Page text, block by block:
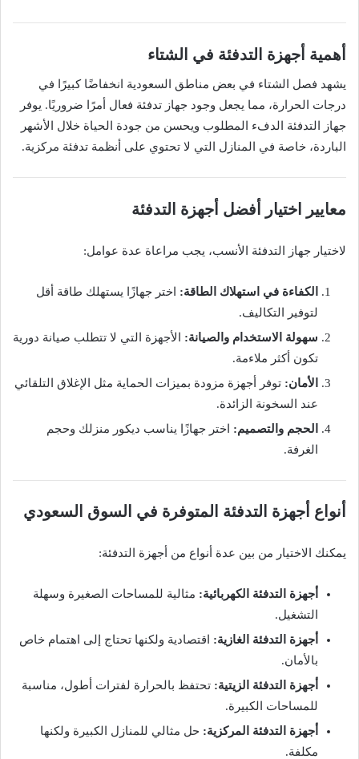
أهمية أجهزة التدفئة في الشتاء
يشهد فصل الشتاء في بعض مناطق السعودية انخفاضًا كبيرًا في
درجات الحرارة، مما يجعل وجود جهاز تدفئة فعال أمرًا ضروريًا. يوفر
جهاز التدفئة الدفء المطلوب ويحسن من جودة الحياة خلال الأشهر
الباردة، خاصة في المنازل التي لا تحتوي على أنظمة تدفئة مركزية.
معايير اختيار أفضل أجهزة التدفئة
لاختيار جهاز التدفئة الأنسب، يجب مراعاة عدة عوامل:
الكفاءة في استهلاك الطاقة: اختر جهازًا يستهلك طاقة أقل
لتوفير التكاليف.
سهولة الاستخدام والصيانة: الأجهزة التي لا تتطلب صيانة دورية
تكون أكثر ملاءمة.
الأمان: توفر أجهزة مزودة بميزات الحماية مثل الإغلاق التلقائي
عند السخونة الزائدة.
الحجم والتصميم: اختر جهازًا يناسب ديكور منزلك وحجم
الغرفة.
أنواع أجهزة التدفئة المتوفرة في السوق السعودي
يمكنك الاختيار من بين عدة أنواع من أجهزة التدفئة:
أجهزة التدفئة الكهربائية: مثالية للمساحات الصغيرة وسهلة
التشغيل.
أجهزة التدفئة الغازية: اقتصادية ولكنها تحتاج إلى اهتمام خاص
بالأمان.
أجهزة التدفئة الزيتية: تحتفظ بالحرارة لفترات أطول، مناسبة
للمساحات الكبيرة.
أجهزة التدفئة المركزية: حل مثالي للمنازل الكبيرة ولكنها
مكلفة.